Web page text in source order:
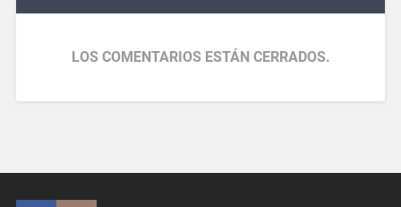
LOS COMENTARIOS ESTÁN CERRADOS.